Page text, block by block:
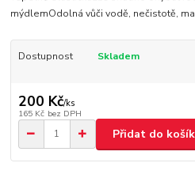
mýdlemOdolná vůči vodě, nečistotě,
Dostupnost Skladem
200 Kč/ks
165 Kč bez DPH
Přidat do